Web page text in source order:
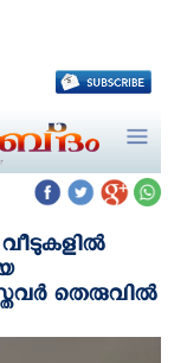
തെരുവിൽ